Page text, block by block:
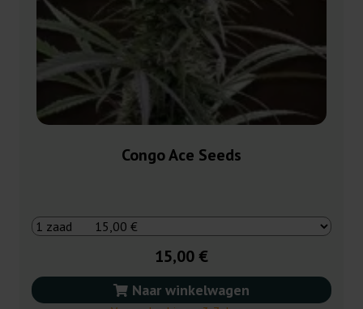
Congo Ace Seeds
15,00 €
Naar winkelwagen